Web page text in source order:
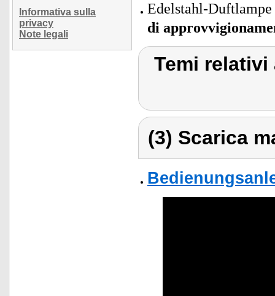
Informativa sulla
privacy
Note legali
Edelstahl-
di
Temi relativi
(3) Scarica